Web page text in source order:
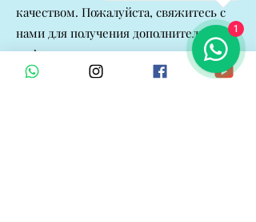
качеством. Пожалуйста, свяжитесь с
нами для получения дополнительной
информации.
1